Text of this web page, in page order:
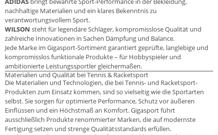
nachhaltige Materialien und ein klares Bekenntnis zu
verantwortungsvollem Sport.
WILSON steht für legendäre Schläger, kompromisslose Qualität und
zahlreiche Innovationen in Sachen Dämpfung und Balance.
Jede Marke im Gigasport-Sortiment garantiert geprüfte, langlebige und
kompromisslos funktionale Produkte – für Hobbyspieler und
ambitionierte Leistungssportler gleichermaßen.
Materialien und Qualität bei Tennis & Racketsport
Die Materialien und Technologien, die bei Tennis- und Racketsport-
Produkten zum Einsatz kommen, sind so vielseitig wie die Sportarten
selbst. Sie sorgen für optimierte Performance, Schutz vor äußeren
Einflüssen und ein Höchstmaß an Komfort. Gigasport führt
ausschließlich Produkte renommierter Marken, die auf modernste
Fertigung setzen und strenge Qualitätsstandards erfüllen.